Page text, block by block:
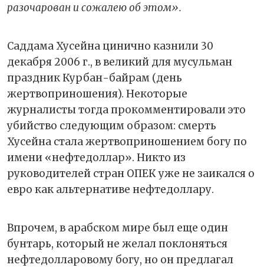
разочарован и сожалею об этом».
Саддама Хусейна цинично казнили 30
декабря 2006 г., в великий для мусульман
праздник Курбан-байрам (день
жертвоприношения). Некоторые
журналисты тогда прокомментировали это
убийство следующим образом: смерть
Хусейна стала жертвоприношением богу по
имени «нефтедоллар». Никто из
руководителей стран ОПЕК уже не заикался о
евро как альтернативе нефтедоллару.
Впрочем, в арабском мире был еще один
бунтарь, который не желал поклоняться
нефтедолларовому богу, но он предлагал